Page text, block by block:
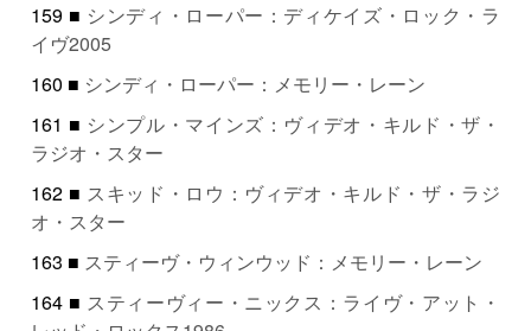
159 ■ シンディ・ローパー：ディケイズ・ロック・ラ
イヴ2005
160 ■ シンディ・ローパー：メモリー・レーン
161 ■ シンプル・マインズ：ヴィデオ・キルド・ザ・
ラジオ・スター
162 ■ スキッド・ロウ：ヴィデオ・キルド・ザ・ラジ
オ・スター
163 ■ スティーヴ・ウィンウッド：メモリー・レーン
164 ■ スティーヴィー・ニックス：ライヴ・アット・